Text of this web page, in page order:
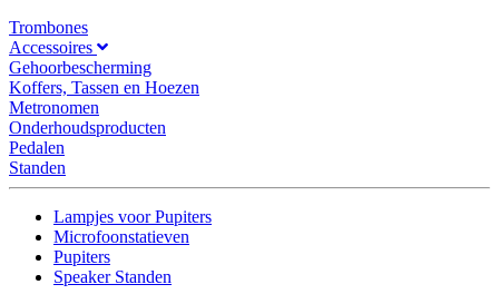
Trombones
Accessoires
Gehoorbescherming
Koffers, Tassen en Hoezen
Metronomen
Onderhoudsproducten
Pedalen
Standen
Lampjes voor Pupiters
Microfoonstatieven
Pupiters
Speaker Standen